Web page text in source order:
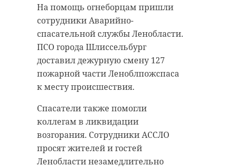
На помощь огнеборцам пришли
сотрудники Аварийно-
спасательной службы Ленобласти.
ПСО города Шлиссельбург
доставил дежурную смену 127
пожарной части Леноблпожспаса
к месту происшествия.
Спасатели также помогли
коллегам в ликвидации
возгорания. Сотрудники АССЛО
просят жителей и гостей
Ленобласти незамедлительно
лет своего первого ребенка родили
444 человек.
года. Выполнял боевые задачи в
зоне СВО в роли оператора-
наводчика мотострелковой
дивизии войсковой части в
Херсонской области. На поле боя
он проявил себя как
мужественный, храбрый,
самоотверженный и стойкий
боец.
Траурное мероприятие прощания
сопровождалось духовым